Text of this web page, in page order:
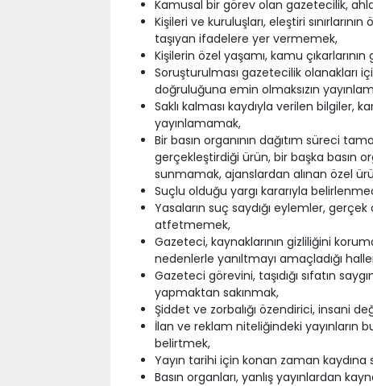
Kamusal bir görev olan gazetecilik,
Kişileri ve kuruluşları, eleştiri
taşıyan ifadelere yer vermemek,
Kişilerin özel yaşamı, kamu
Soruşturulması gazetecilik olanakları
doğruluğuna emin olmaksızın
Saklı kalması kaydıyla verilen bilgiler,
yayınlamamak,
Bir basın organının dağıtım süreci
gerçekleştirdiği ürün, bir başka basın
sunmamak, ajanslardan alınan özel
Suçlu olduğu yargı kararıyla
Yasaların suç saydığı eylemler,
atfetmemek,
Gazeteci, kaynaklarının gizliliğini
nedenlerle yanıltmayı amaçladığı
Gazeteci görevini, taşıdığı sıfatın
yapmaktan sakınmak,
Şiddet ve zorbalığı özendirici, insani
İlan ve reklam niteliğindeki yayınların
belirtmek,
Yayın tarihi için konan zaman kaydına
Basın organları, yanlış yayınlardan